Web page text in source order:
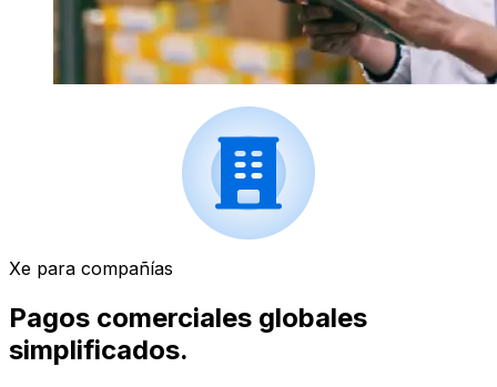
Xe para compañías
Pagos comerciales globales
simplificados.